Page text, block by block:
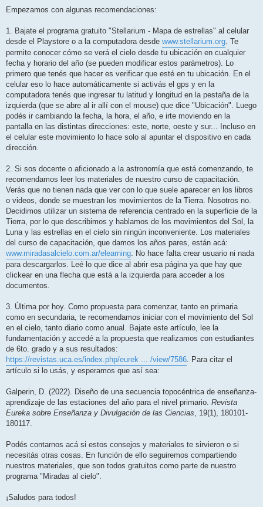
Empezamos con algunas recomendaciones:
1. Bajate el programa gratuito "Stellarium - Mapa de estrellas" al celular
desde el Playstore o a la computadora desde www.stellarium.org. Te
permite conocer cómo se verá el cielo desde tu ubicación en cualquier
fecha y horario del año (se pueden modificar estos parámetros). Lo
primero que tenés que hacer es verificar que esté en tu ubicación. En el
celular eso lo hace automáticamente si activás el gps y en la
computadora tenés que ingresar tu latitud y longitud en la pestaña de la
izquierda (que se abre al ir allí con el mouse) que dice "Ubicación". Luego
podés ir cambiando la fecha, la hora, el año, e irte moviendo en la
pantalla en las distintas direcciones: este, norte, oeste y sur... Incluso en
el celular este movimiento lo hace solo al apuntar el dispositivo en cada
dirección.
2. Si sos docente o aficionado a la astronomía que está comenzando, te
recomendamos leer los materiales de nuestro curso de capacitación.
Verás que no tienen nada que ver con lo que suele aparecer en los libros
o videos, donde se muestran los movimientos de la Tierra. Nosotros no.
Decidimos utilizar un sistema de referencia centrado en la superficie de la
Tierra, por lo que describimos y hablamos de los movimientos del Sol, la
Luna y las estrellas en el cielo sin ningún inconveniente. Los materiales
del curso de capacitación, que damos los años pares, están acá:
www.miradasalcielo.com.ar/elearning. No hace falta crear usuario ni nada
para descargarlos. Leé lo que dice al abrir esa página ya que hay que
clickear en una flecha que está a la izquierda para acceder a los
documentos.
3. Última por hoy. Como propuesta para comenzar, tanto en primaria
como en secundaria, te recomendamos iniciar con el movimiento del Sol
en el cielo, tanto diario como anual. Bajate este artículo, lee la
fundamentación y accedé a la propuesta que realizamos con estudiantes
de 6to. grado y a sus resultados:
https://revistas.uca.es/index.php/eurek ... /view/7586. Para citar el
artículo si lo usás, y esperamos que así sea:
Galperin, D. (2022). Diseño de una secuencia topocéntrica de enseñanza-
aprendizaje de las estaciones del año para el nivel primario. Revista
Eureka sobre Enseñanza y Divulgación de las Ciencias, 19(1), 180101-
180117.
Podés contarnos acá si estos consejos y materiales te sirvieron o si
necesitás otras cosas. En función de ello seguiremos compartiendo
nuestros materiales, que son todos gratuitos como parte de nuestro
programa "Miradas al cielo".
¡Saludos para todos!